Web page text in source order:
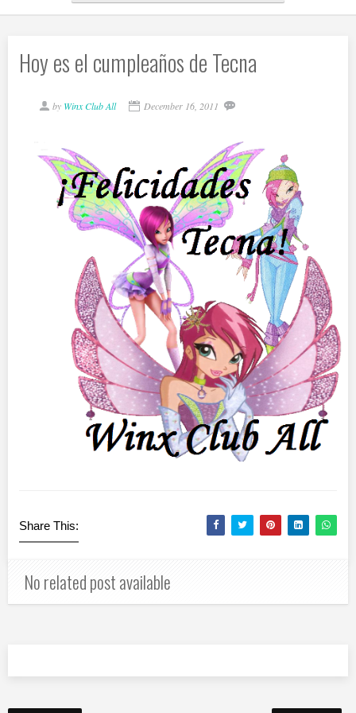
Hoy es el cumpleaños de Tecna
by Winx Club All December 16, 2011
Share This:
No related post available